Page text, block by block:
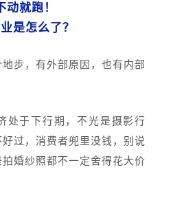
动就跑！
是怎么了？
步，有外部原因，也有内部
处于下行期，不光是摄影行
过，消费者兜里没钱，别说
婚纱照都不一定舍得花大价